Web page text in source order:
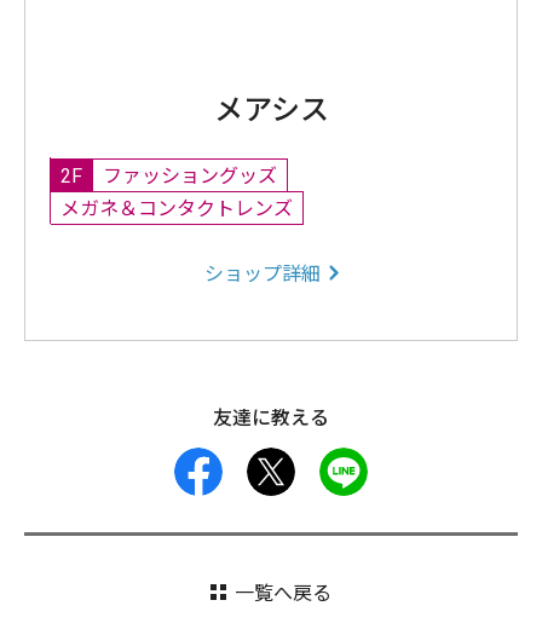
メアシス
2F
ファッショングッズ
メガネ＆コンタクトレンズ
ショップ詳細
友達に教える
facebook
一覧へ戻る